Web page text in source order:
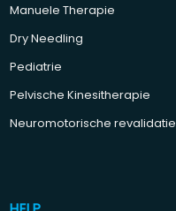
Manuele Therapie
Dry Needling
Pediatrie
Pelvische Kinesitherapie
Neuromotorische revalidatie